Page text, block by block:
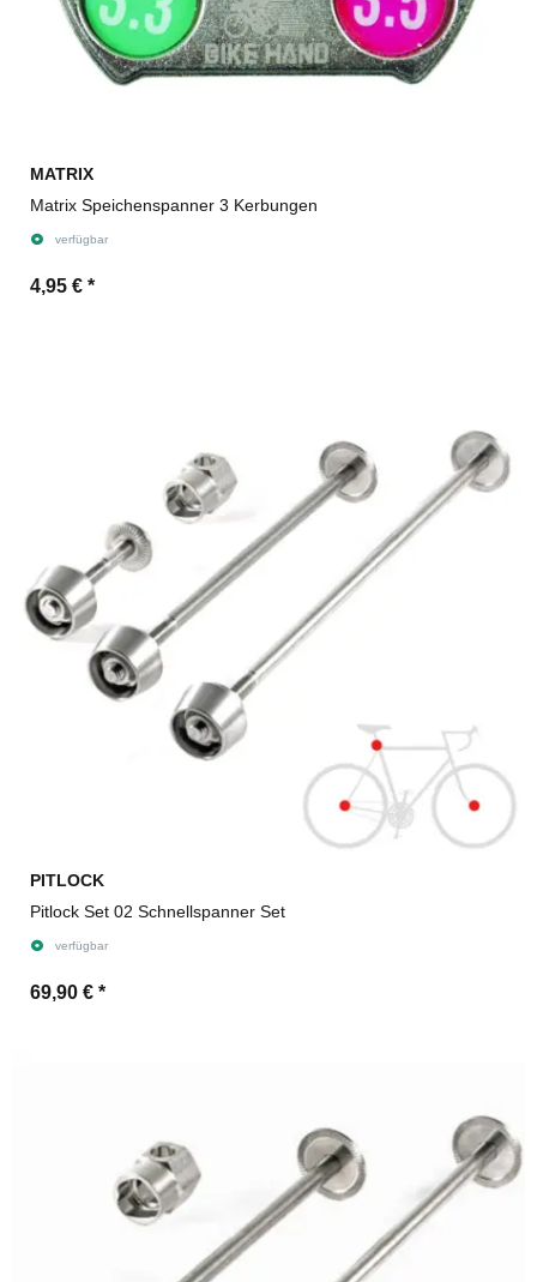
MATRIX
Matrix Speichenspanner 3 Kerbungen
verfügbar
4,95 € *
PITLOCK
Pitlock Set 02 Schnellspanner Set
verfügbar
69,90 € *